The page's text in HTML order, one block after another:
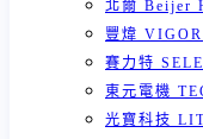
北爾 Beijer
豐煒 VIGOR
賽力特
東元電機
光寶科技